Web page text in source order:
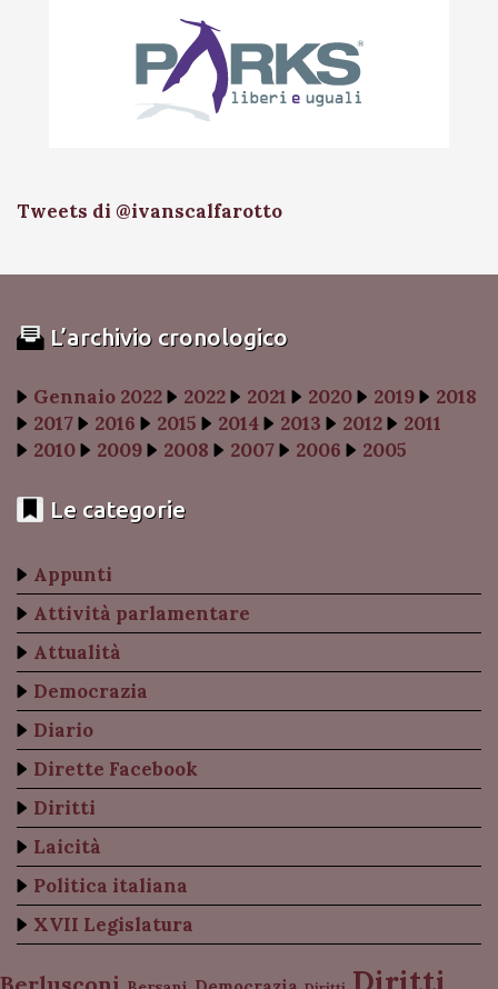
Tweets di @ivanscalfarotto
L’archivio cronologico
Gennaio 2022 2022 2021 2020 2019
2018
2017
2016 2015 2014 2013 2012
2011
2010
2009 2008 2007 2006 2005
Le categorie
Appunti
Attività parlamentare
Attualità
Democrazia
Diario
Dirette Facebook
Diritti
Laicità
Politica italiana
XVII Legislatura